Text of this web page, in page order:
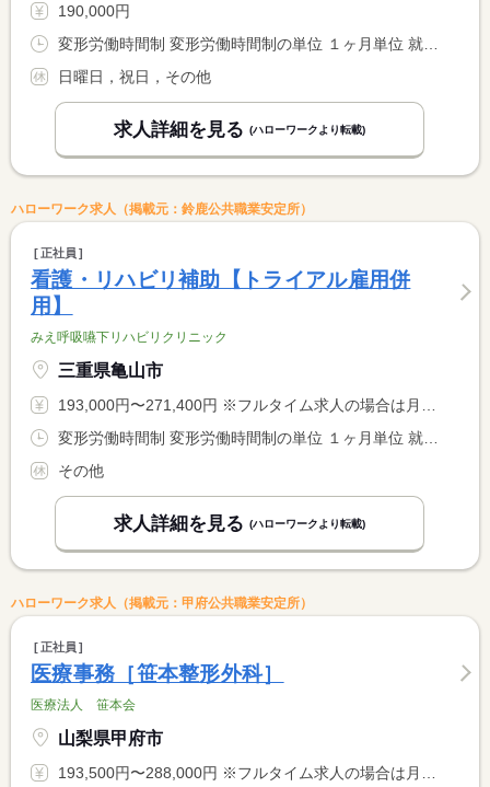
190,000円
日曜日，祝日，その他
求人詳細を見る (ハローワークより転載)
ハローワーク求人（掲載元：鈴鹿公共職業安定所）
正社員
看護・リハビリ補助【トライアル雇用併
用】
みえ呼吸嚥下リハビリクリニック
三重県亀山市
193,000円〜271,400円 ※フルタイム求人の場合は月額（換算額）、パート求人の場合は時間額を表示しています。
その他
求人詳細を見る (ハローワークより転載)
ハローワーク求人（掲載元：甲府公共職業安定所）
正社員
医療事務［笹本整形外科］
医療法人 笹本会
山梨県甲府市
193,500円〜288,000円 ※フルタイム求人の場合は月額（換算額）、パート求人の場合は時間額を表示しています。